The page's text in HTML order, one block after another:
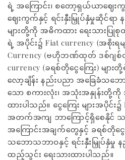
ရဲ့ အကြောင်း၊ စတော့ရှယ်ယာဈေးကွ
ဈေးကွက်နှင့် ရင်းနှီးမြှုပ်နှံမှုဆိုင်ရာ
များတို့ကို အဓိကထား ရေးသားပြုစု
ရဲ့ အပိုင်း၌ Fiat currency (အစိုးရ
Currency (ဗဟိုဘဏ်ထုတ် ဒစ်ဂျစ်တ
currency (ခရစ်တိုငွေကြေး) မျာ
လော့ချိန်း နည်းပညာ အခြေခံသဘေ
သော စကားလုံး၊ အသုံးအနှုန်းတို့ကို သုံး
ထားပါသည်။ ငွေကြေး များအပိုင်း
အတက်အကျ ဘာကြောင့်ရှိစေနို
အကြောင်းအချက်တွေနှင့် ခရစ်တိုငွ
သဘောသဘာဝနှင့် ရင်းနှီးမြှုပ်နှံမှု
ထည့်သွင်း ရေးသားထားပါသည်။